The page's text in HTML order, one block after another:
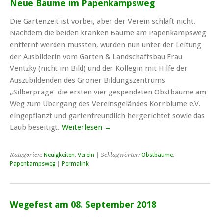
Neue Bäume im Papenkampsweg
Die Gartenzeit ist vorbei, aber der Verein schläft nicht.
Nachdem die beiden kranken Bäume am Papenkampsweg
entfernt werden mussten, wurden nun unter der Leitung
der Ausbilderin vom Garten & Landschaftsbau Frau
Ventzky (nicht im Bild) und der Kollegin mit Hilfe der
Auszubildenden des Groner Bildungszentrums
„Silberpräge“ die ersten vier gespendeten Obstbäume am
Weg zum Übergang des Vereinsgeländes Kornblume e.V.
eingepflanzt und gartenfreundlich hergerichtet sowie das
Laub beseitigt. Weiterlesen →
Kategorien: Neuigkeiten, Verein | Schlagwörter: Obstbäume,
Papenkampsweg
Permalink
Wegefest am 08. September 2018